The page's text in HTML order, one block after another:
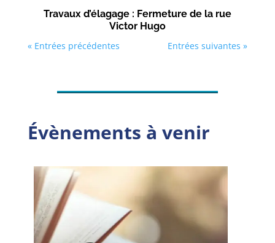
Travaux d’élagage : Fermeture de la rue
Victor Hugo
« Entrées précédentes Entrées suivantes »
Évènements à venir